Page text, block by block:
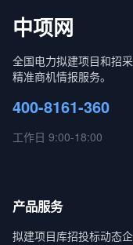
中项网
全国电力拟建项目和招
精准商机情报服务。
400-8161-360
工作日 9:00-18:00
产品服务
拟建项目库招投标动态